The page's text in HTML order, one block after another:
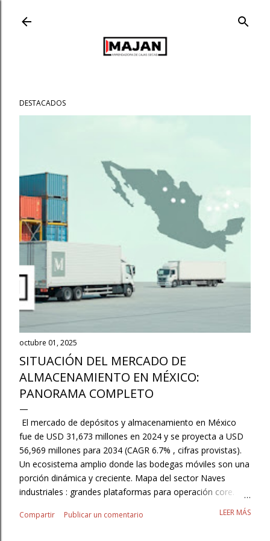
DESTACADOS
octubre 01, 2025
SITUACIÓN DEL MERCADO DE
ALMACENAMIENTO EN MÉXICO:
PANORAMA COMPLETO
El mercado de depósitos y almacenamiento en México
fue de USD 31,673 millones en 2024 y se proyecta a USD
56,969 millones para 2034 (CAGR 6.7% , cifras provistas).
Un ecosistema amplio donde las bodegas móviles son una
porción dinámica y creciente. Mapa del sector Naves
industriales : grandes plataformas para operación core.
flexibilidad. Autoalmacenaje/minibodegas : resguardo para
Compartir Publicar un comentario LEER MÁS